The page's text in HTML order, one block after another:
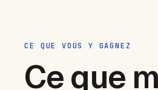
CE QUE VOUS Y GAGNEZ
Ce que